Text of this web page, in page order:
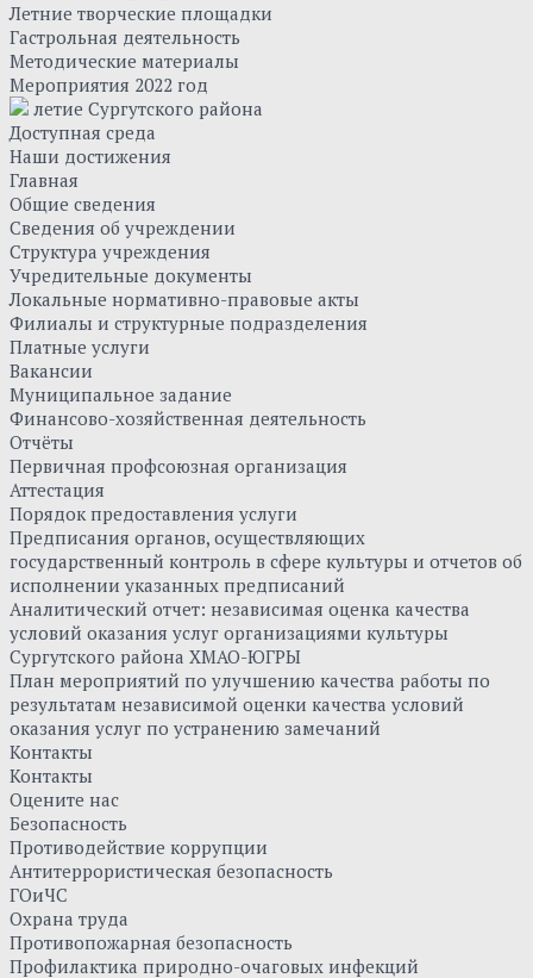
Летние творческие площадки
Гастрольная деятельность
Методические материалы
Мероприятия 2022 год
летие Сургутского района
Доступная среда
Наши достижения
Главная
Общие сведения
Сведения об учреждении
Структура учреждения
Учредительные документы
Локальные нормативно-правовые акты
Филиалы и структурные подразделения
Платные услуги
Вакансии
Муниципальное задание
Финансово-хозяйственная деятельность
Отчёты
Первичная профсоюзная организация
Аттестация
Порядок предоставления услуги
Предписания органов, осуществляющих
государственный контроль в сфере культуры и отчетов об
исполнении указанных предписаний
Аналитический отчет: независимая оценка качества
условий оказания услуг организациями культуры
Сургутского района ХМАО-ЮГРЫ
План мероприятий по улучшению качества работы по
результатам независимой оценки качества условий
оказания услуг по устранению замечаний
Контакты
Контакты
Оцените нас
Безопасность
Противодействие коррупции
Антитеррористическая безопасность
ГОиЧС
Охрана труда
Противопожарная безопасность
Профилактика природно-очаговых инфекций